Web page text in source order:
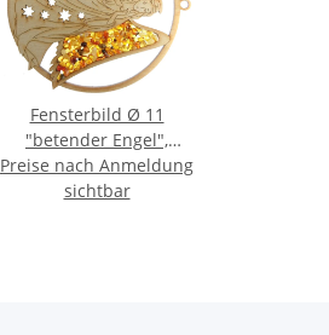
Fensterbild Ø 11
"betender Engel",
Bernstein/Birke
Preise nach Anmeldung
sichtbar